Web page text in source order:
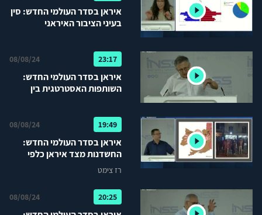
איראן בסדר העולמי החדש: סין
בעיני הציבור האיראני
23:17
08/08/24
איראן בסדר העולמי החדש:
השותפות האסטרטגית בין
19:49
08/08/24
איראן בסדר העולמי החדש:
החשדנות מצד איראן כלפי
רוסיה – מבט היסטורי
רז צימט
20:25
08/08/24